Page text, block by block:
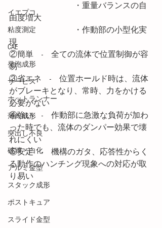
イエプコ
粘度測定
CAE
発泡成形
サービス
ホットランナー
薄肉成形
突出し不良
破壊・白化
アルミ金型
スタック成形
ポストキュア
スライド金型
・重量バランスの自
由度増大
・作動部の小型化実
現
②簡単　-　全ての流体で位置制御が容
易
③省エネ　-　位置ホールド時は、流体
がブレーキとなり、常時、力をかける
必要がない
④強い　-　作動部に急激な負荷が加わ
った時でも、流体のダンパー効果で壊
れにくい
⑤安定　-　機構のガタ、応答性からく
る動作のハンチング現象への対応が取
り易い